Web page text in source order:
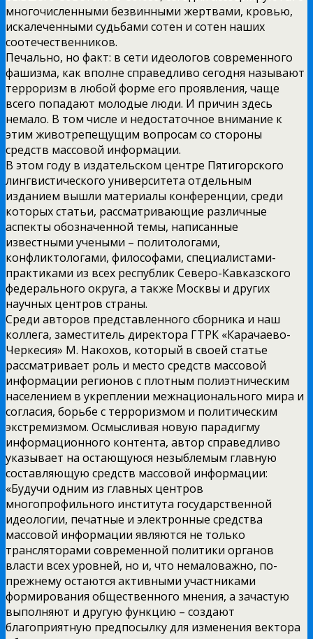
многочисленными безвинными жертвами, кровью,
искалеченными судьбами сотен и сотен наших
соотечественников.
Печально, но факт: в сети идеологов современного
фашизма, как вполне справедливо сегодня называют
терроризм в любой форме его проявления, чаще
всего попадают молодые люди. И причин здесь
немало. В том числе и недостаточное внимание к
этим животрепещущим вопросам со стороны
средств массовой информации.
В этом году в издательском центре Пятигорского
лингвистического университета отдельным
изданием вышли материалы конференции, среди
которых статьи, рассматривающие различные
аспекты обозначенной темы, написанные
известными учеными – политологами,
конфликтологами, философами, специалистами-
практиками из всех республик Северо-Кавказского
федерального округа, а также Москвы и других
научных центров страны.
Среди авторов представленного сборника и наш
коллега, заместитель директора ГТРК «Карачаево-
Черкесия» М. Накохов, который в своей статье
рассматривает роль и место средств массовой
информации регионов с плотным полиэтническим
населением в укреплении межнационального мира и
согласия, борьбе с терроризмом и политическим
экстремизмом. Осмысливая новую парадигму
информационного контента, автор справедливо
указывает на остающуюся незыблемым главную
составляющую средств массовой информации:
«Будучи одним из главных центров
многопрофильного института государственной
идеологии, печатные и электронные средства
массовой информации являются не только
трансляторами современной политики органов
власти всех уровней, но и, что немаловажно, по-
прежнему остаются активными участниками
формирования общественного мнения, а зачастую
выполняют и другую функцию – создают
благоприятную предпосылку для изменения вектора